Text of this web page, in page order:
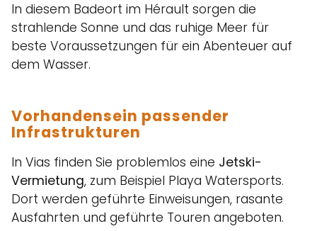
In diesem Badeort im Hérault sorgen die
strahlende Sonne und das ruhige Meer für
beste Voraussetzungen für ein Abenteuer auf
dem Wasser.
Vorhandensein passender
Infrastrukturen
In Vias finden Sie problemlos eine Jetski-
Vermietung, zum Beispiel Playa Watersports.
Dort werden geführte Einweisungen, rasante
Ausfahrten und geführte Touren angeboten.